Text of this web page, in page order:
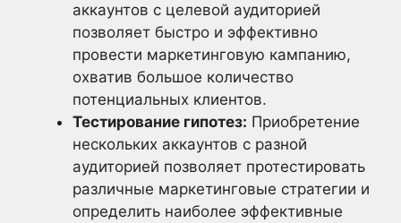
аккаунтов с целевой аудиторией
позволяет быстро и эффективно
провести маркетинговую кампанию,
охватив большое количество
потенциальных клиентов.
Тестирование гипотез: Приобретение
нескольких аккаунтов с разной
аудиторией позволяет протестировать
различные маркетинговые стратегии и
определить наиболее эффективные